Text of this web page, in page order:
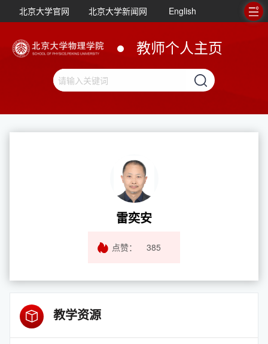
北京大学官网 北京大学新闻网 English
教师个人主页
雷奕安
点赞： 385
教学资源